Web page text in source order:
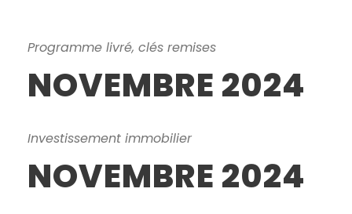
Programme livré, clés remises
NOVEMBRE 2024
Investissement immobilier
NOVEMBRE 2024